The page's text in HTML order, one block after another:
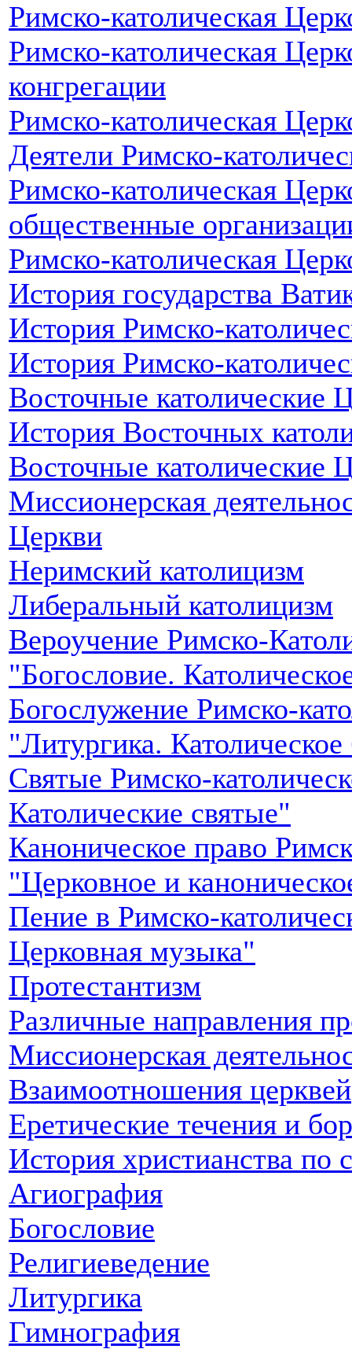
Римско-католическая
Римско-католическая
конгрегации
Римско-католическая
Деятели Римско-
Римско-католическая
общественные
Римско-католическая
История государства
История Римско-
История Римско-
Восточные католические
История Восточных
Восточные католические
Миссионерская
Церкви
Неримский католицизм
Либеральный католицизм
Вероучение Римско-
"Богословие.
Богослужение Римско-
"Литургика.
Святые Римско-
Католические святые"
Каноническое право
"Церковное и
Пение в Римско-
Церковная музыка"
Протестантизм
Различные направления
Миссионерская
Взаимоотношения церквей
Еретические течения и
История христианства по
Агиография
Богословие
Религиеведение
Литургика
Гимнография